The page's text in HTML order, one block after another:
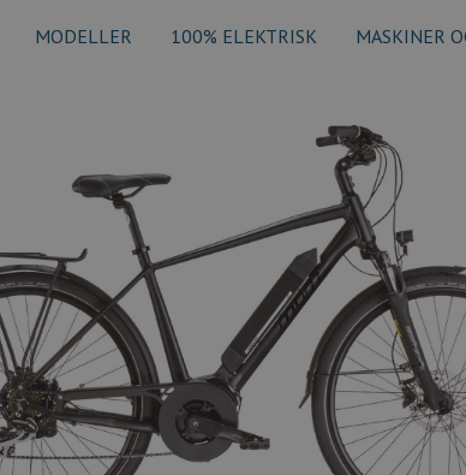
MODELLER 100% ELEKTRISK MASKINER